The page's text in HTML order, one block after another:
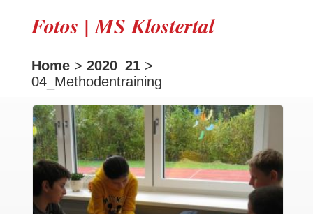
Fotos | MS Klostertal
Home> 2020_21>
04_Methodentraining